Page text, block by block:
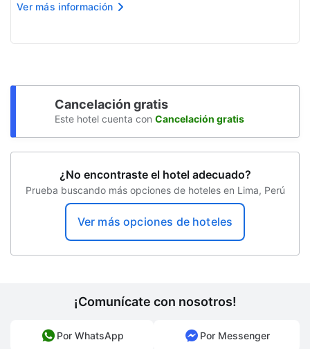
las estadías en Perú que no superen los 60 días.
Ver más información
Cancelación gratis
Este hotel cuenta con Cancelación gratis
¿No encontraste el hotel adecuado?
Prueba buscando más opciones de hoteles en Lima, Perú
Ver más opciones de hoteles
¡Comunícate con nosotros!
Por WhatsApp Por Messenger